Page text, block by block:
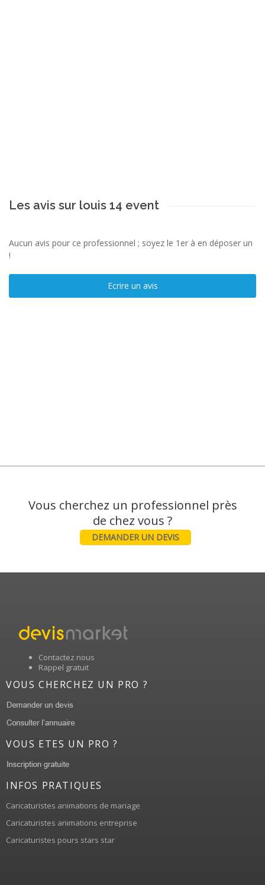
Les avis sur louis 14 event
Aucun avis pour ce professionnel ; soyez le 1er à en déposer un
!
Ecrire un avis
Vous cherchez un professionnel près
DEMANDER UN DEVIS
Contactez nous
Rappel gratuit
VOUS CHERCHEZ UN PRO ?
VOUS ETES UN PRO ?
INFOS PRATIQUES
Caricaturistes animations de mariage
Caricaturistes animations entreprise
Caricaturistes pours stars star